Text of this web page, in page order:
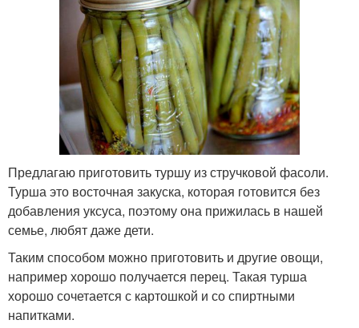
Предлагаю приготовить туршу из стручковой фасоли.
Турша это восточная закуска, которая готовится без
добавления уксуса, поэтому она прижилась в нашей
семье, любят даже дети.
Таким способом можно приготовить и другие овощи,
например хорошо получается перец. Такая турша
хорошо сочетается с картошкой и со спиртными
напитками.